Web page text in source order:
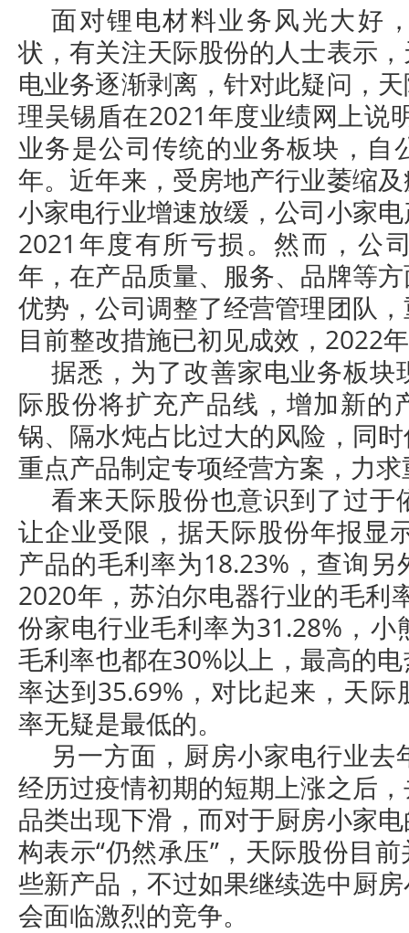
面对锂电材料业务风光大好
状，有关注天际股份的人士表示
电业务逐渐剥离，针对此疑问，
理吴锡盾在2021年度业绩网上说
业务是公司传统的业务板块，自
年。近年来，受房地产行业萎缩
小家电行业增速放缓，公司小家
2021年度有所亏损。然而，公
年，在产品质量、服务、品牌等
优势，公司调整了经营管理团队
目前整改措施已初见成效，2022
据悉，为了改善家电业务板块
际股份将扩充产品线，增加新的
锅、隔水炖占比过大的风险，同
重点产品制定专项经营方案，力
看来天际股份也意识到了过于
让企业受限，据天际股份年报显
产品的毛利率为18.23%，查询
2020年，苏泊尔电器行业的毛利
份家电行业毛利率为31.28%，
毛利率也都在30%以上，最高的
率达到35.69%，对比起来，天
率无疑是最低的。
另一方面，厨房小家电行业
经历过疫情初期的短期上涨之后
品类出现下滑，而对于厨房小家
构表示“仍然承压”，天际股份目
些新产品，不过如果继续选中厨
会面临激烈的竞争。